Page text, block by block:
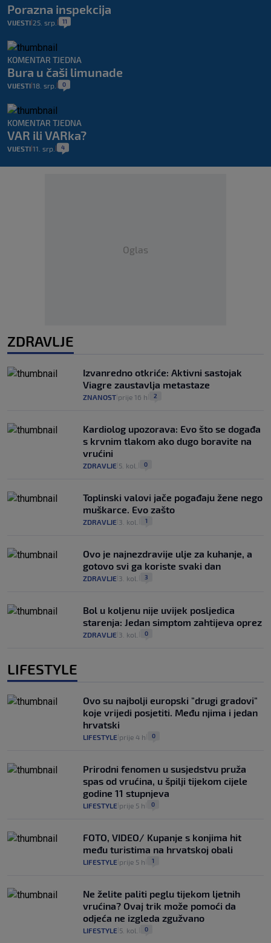
Porazna inspekcija
VIJESTI 25. srp. 11
KOMENTAR TJEDNA
Bura u čaši limunade
VIJESTI 18. srp. 0
KOMENTAR TJEDNA
VAR ili VARka?
VIJESTI 11. srp. 4
Oglas
ZDRAVLJE
Izvanredno otkriće: Aktivni sastojak
Viagre zaustavlja metastaze
ZNANOST prije 16 h 2
Kardiolog upozorava: Evo što se događa
s krvnim tlakom ako dugo boravite na
vrućini
ZDRAVLJE 5. kol. 0
Toplinski valovi jače pogađaju žene nego
muškarce. Evo zašto
ZDRAVLJE 3. kol. 1
Ovo je najnezdravije ulje za kuhanje, a
gotovo svi ga koriste svaki dan
ZDRAVLJE 3. kol. 3
Bol u koljenu nije uvijek posljedica
starenja: Jedan simptom zahtijeva oprez
ZDRAVLJE 3. kol. 0
LIFESTYLE
Ovo su najbolji europski "drugi gradovi"
koje vrijedi posjetiti. Među njima i jedan
hrvatski
LIFESTYLE prije 4 h 0
Prirodni fenomen u susjedstvu pruža
spas od vrućina, u špilji tijekom cijele
godine 11 stupnjeva
LIFESTYLE prije 5 h 0
FOTO, VIDEO/ Kupanje s konjima hit
među turistima na hrvatskoj obali
LIFESTYLE prije 5 h 1
Ne želite paliti peglu tijekom ljetnih
vrućina? Ovaj trik može pomoći da
odjeća ne izgleda zgužvano
LIFESTYLE 5. kol. 0